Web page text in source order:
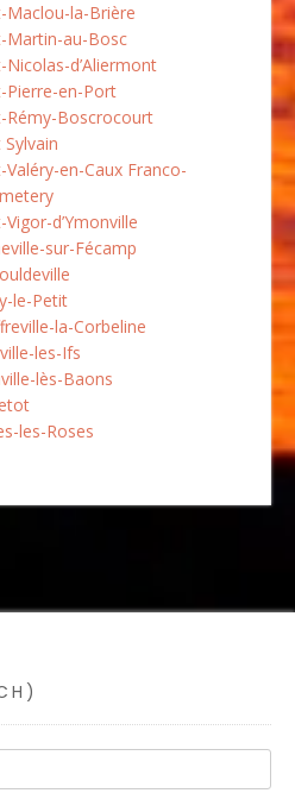
Maclou-la-Brière
Martin-au-Bosc
Nicolas-d’Aliermont
Pierre-en-Port
Rémy-Boscrocourt
Valéry-en-Caux Franco-
d’Ymonville
sur-Fécamp
le-Petit
la-Corbeline
les-Ifs
lès-Baons
les-Roses